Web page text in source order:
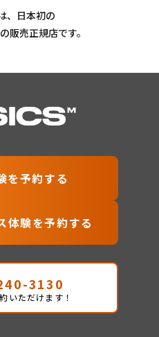
、日本初の
販売正規店です。
を予約する
体験を予約する
3130
いただけます！